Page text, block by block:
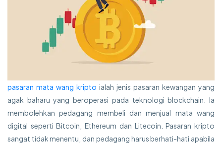
pasaran mata wang kripto ialah jenis pasaran kewangan yang
agak baharu yang beroperasi pada teknologi blockchain. Ia
membolehkan pedagang membeli dan menjual mata wang
digital seperti Bitcoin, Ethereum dan Litecoin. Pasaran kripto
sangat tidak menentu, dan pedagang harus berhati-hati apabila